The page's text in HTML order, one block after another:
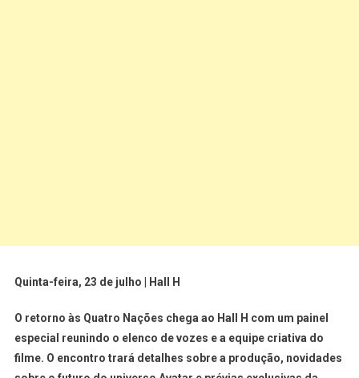
Quinta-feira, 23 de julho | Hall H
O retorno às Quatro Nações chega ao Hall H com um painel
especial reunindo o elenco de vozes e a equipe criativa do
filme. O encontro trará detalhes sobre a produção, novidades